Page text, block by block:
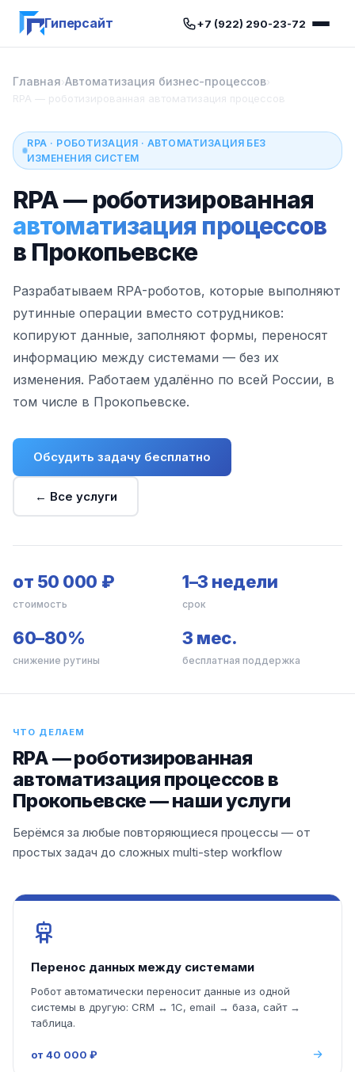
Гиперсайт +7 (922) 290-23-72
Главная›Автоматизация бизнес-процессов›
RPA — роботизированная автоматизация процессов
RPA · РОБОТИЗАЦИЯ · АВТОМАТИЗАЦИЯ БЕЗ
ИЗМЕНЕНИЯ СИСТЕМ
RPA — роботизированная
автоматизация процессов
в Прокопьевске
Разрабатываем RPA-роботов, которые выполняют
рутинные операции вместо сотрудников:
копируют данные, заполняют формы, переносят
информацию между системами — без их
изменения. Работаем удалённо по всей России, в
том числе в Прокопьевске.
Обсудить задачу бесплатно
← Все услуги
от 50 000 ₽
стоимость
1–3 недели
срок
60–80%
снижение рутины
3 мес.
бесплатная поддержка
ЧТО ДЕЛАЕМ
RPA — роботизированная
автоматизация процессов в
Прокопьевске — наши услуги
Берёмся за любые повторяющиеся процессы — от
простых задач до сложных multi-step workflow
Перенос данных между системами
Робот автоматически переносит данные из одной
системы в другую: CRM ↔ 1С, email → база, сайт →
таблица.
от 40 000 ₽